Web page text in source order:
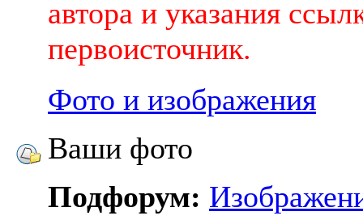
автора и указания
первоисточник.
Фото и изображения
Ваши фото
Подфорум: